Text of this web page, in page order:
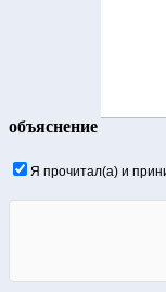
объяснение
Я прочитал(а) и